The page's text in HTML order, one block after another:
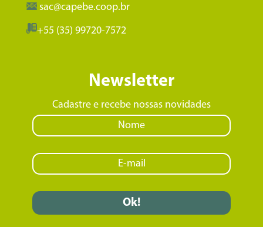
sac@capebe.coop.br
+55 (35) 99720-7572
Newsletter
Cadastre e recebe nossas novidades